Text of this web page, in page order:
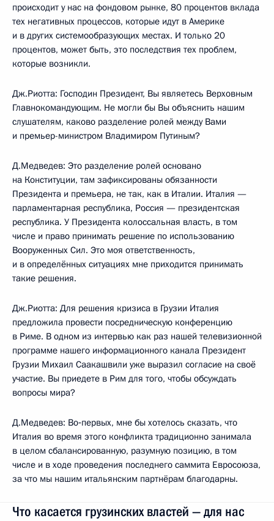
происходит у нас на фондовом рынке, 80 процентов вклада
тех негативных процессов, которые идут в Америке
и в других системообразующих местах. И только 20
процентов, может быть, это последствия тех проблем,
которые возникли.
Дж.Риотта: Господин Президент, Вы являетесь Верховным
Главнокомандующим. Не могли бы Вы объяснить нашим
слушателям, каково разделение ролей между Вами
и премьер-министром Владимиром Путиным?
Д.Медведев: Это разделение ролей основано
на Конституции, там зафиксированы обязанности
Президента и премьера, не так, как в Италии. Италия —
парламентарная республика, Россия — президентская
республика. У Президента колоссальная власть, в том
числе и право принимать решение по использованию
Вооруженных Сил. Это моя ответственность,
и в определённых ситуациях мне приходится принимать
такие решения.
Дж.Риотта: Для решения кризиса в Грузии Италия
предложила провести посредническую конференцию
в Риме. В одном из интервью как раз нашей телевизионной
программе нашего информационного канала Президент
Грузии Михаил Саакашвили уже выразил согласие на своё
участие. Вы приедете в Рим для того, чтобы обсуждать
вопросы мира?
Д.Медведев: Во‑первых, мне бы хотелось сказать, что
Италия во время этого конфликта традиционно занимала
в целом сбалансированную, разумную позицию, в том
числе и в ходе проведения последнего саммита Евросоюза,
за что мы нашим итальянским партнёрам благодарны.
Что касается грузинских властей — для нас